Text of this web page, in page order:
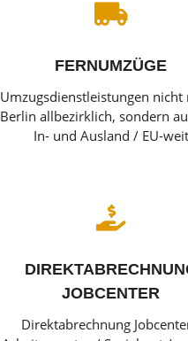

FERNUMZÜGE
Umzugsdienstleistungen nicht
Berlin allbezirklich, sondern
In- und Ausland / EU-weit

JOBCENTER
Direktabrechnung